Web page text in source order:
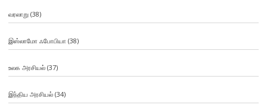
வரலாறு(38)
இஸ்லாமோ ஃபோபியா (38)
உலக அரசியல்(37)
இந்திய அரசியல்(34)